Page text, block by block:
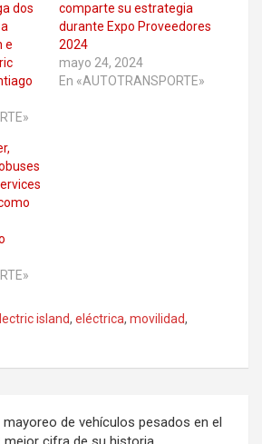
dos
e
comparte su estrategia
durante Expo Proveedores
2024
mayo 24, 2024
En «AUTOTRANSPORTE»
island, eléctrica, movilidad,
de vehículos pesados en el